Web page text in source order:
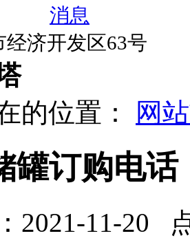
济开发区63号
的位置：
网
罐订购电话
2021-11-20